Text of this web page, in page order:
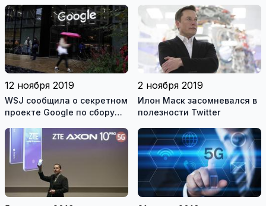
12 ноября 2019
WSJ сообщила о секретном
проекте Google по сбору
данных
2 ноября 2019
Илон Маск засомневался в
полезности Twitter